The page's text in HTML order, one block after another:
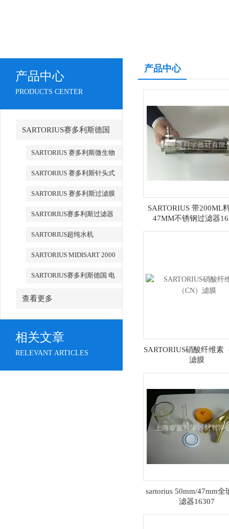
产品中心
PRODUCTS CENTER
SARTORIUS赛多利斯德国
SARTORIUS 赛多利斯微生物
SARTORIUS 赛多利斯针头式
SARTORIUS 赛多利斯过滤膜
SARTORIUS赛多利斯过滤器
SARTORIUS超纯水机
SARTORIUS MIDISART 2000
SARTORIUS赛多利斯德国 电
查看更多
相关文章
RELEVANT ARTICLES
产品中心
SARTORIUS 带200ML
47MM不锈钢过滤器
SARTORIUS硝酸纤维素
滤膜
sartorius 50mm/47mm全
滤器16307